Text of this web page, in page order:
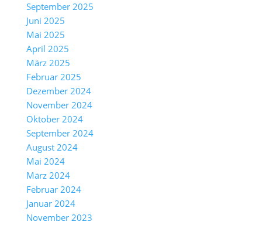
September 2025
Juni 2025
Mai 2025
April 2025
März 2025
Februar 2025
Dezember 2024
November 2024
Oktober 2024
September 2024
August 2024
Mai 2024
März 2024
Februar 2024
Januar 2024
November 2023